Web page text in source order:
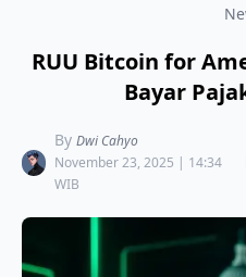
RUU Bitcoin for
Bayar
By Dwi Cahyo
November 23, 2025 | 14:34
WIB